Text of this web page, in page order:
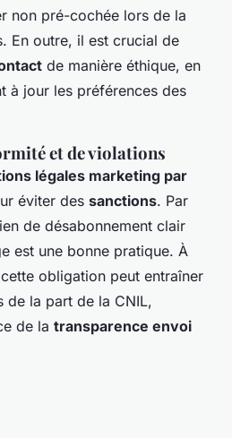
non pré-cochée lors de la
En outre, il est crucial de
de manière éthique, en
à jour les préférences des
et de violations
légales marketing par
éviter des sanctions. Par
de désabonnement clair
est une bonne pratique. À
obligation peut entraîner
de la part de la CNIL,
de la transparence envoi